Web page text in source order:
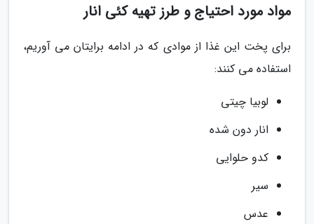
مواد مورد احتیاج و طرز تهیه کئی انار
برای پخت این غذا از موادی که در ادامه برایتان می آوریم،
استفاده می کنند:
لوبیا چیتی
انار دون شده
کدو حلوایی
سیر
عدس